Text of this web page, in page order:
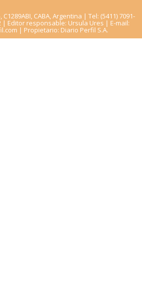
CABA, Argentina | Tel: (5411) 7091-
| Editor responsable: Ursula Ures | E-mail:
| Propietario: Diario Perfil S.A.